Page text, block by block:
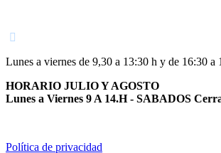
Lunes a viernes de 9,30 a 13:30 h y de 16:30
HORARIO JULIO Y AGOSTO
Lunes a Viernes 9 A 14.H - SABADOS
Política de privacidad